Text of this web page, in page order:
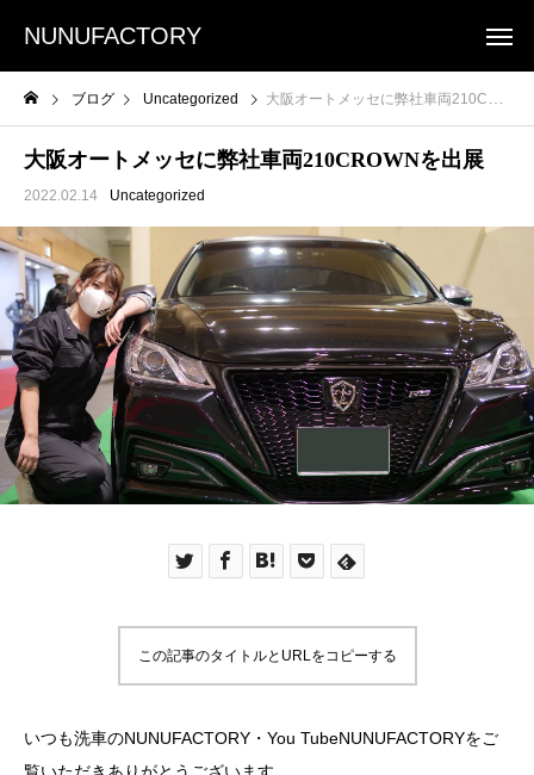
NUNUFACTORY
ブログ Uncategorized 大阪オートメッセに弊社車両210CROWNを出展
大阪オートメッセに弊社車両210CROWNを出展
2022.02.14 Uncategorized
この記事のタイトルとURLをコピーする
いつも洗車のNUNUFACTORY・You TubeNUNUFACTORYをご
覧いただきありがとうございます。